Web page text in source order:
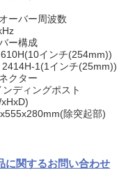
ーバー周波数
ー構成
インチ(254mm))
1(1インチ(25mm))
クター
ディングポスト
除突起部)
に関するお問い合わせ